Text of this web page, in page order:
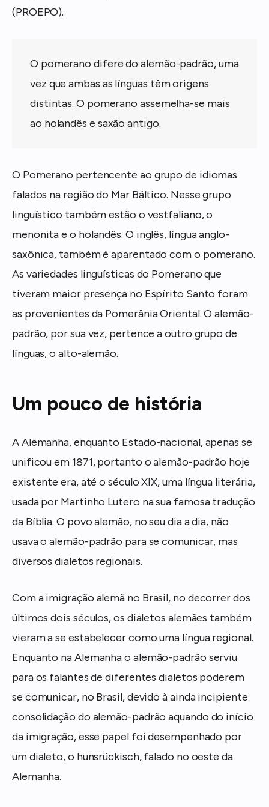
(PROEPO).
O pomerano difere do alemão-padrão, uma
vez que ambas as línguas têm origens
distintas. O pomerano assemelha-se mais
ao holandês e saxão antigo.
O Pomerano pertencente ao grupo de idiomas
falados na região do Mar Báltico. Nesse grupo
linguístico também estão o vestfaliano, o
menonita e o holandês. O inglês, língua anglo-
saxônica, também é aparentado com o pomerano.
As variedades linguísticas do Pomerano que
tiveram maior presença no Espírito Santo foram
as provenientes da Pomerânia Oriental. O alemão-
padrão, por sua vez, pertence a outro grupo de
línguas, o alto-alemão.
Um pouco de história
A Alemanha, enquanto Estado-nacional, apenas se
unificou em 1871, portanto o alemão-padrão hoje
existente era, até o século XIX, uma língua literária,
usada por Martinho Lutero na sua famosa tradução
da Bíblia. O povo alemão, no seu dia a dia, não
usava o alemão-padrão para se comunicar, mas
diversos dialetos regionais.
Com a imigração alemã no Brasil, no decorrer dos
últimos dois séculos, os dialetos alemães também
vieram a se estabelecer como uma língua regional.
Enquanto na Alemanha o alemão-padrão serviu
para os falantes de diferentes dialetos poderem
se comunicar, no Brasil, devido à ainda incipiente
consolidação do alemão-padrão aquando do início
da imigração, esse papel foi desempenhado por
um dialeto, o hunsrückisch, falado no oeste da
Alemanha.